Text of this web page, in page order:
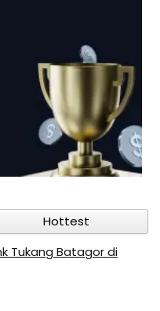
Hottest
Tukang Batagor di